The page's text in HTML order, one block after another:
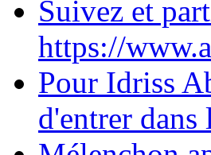
Suivez et
https://
Pour Idriss
d'entrer dans